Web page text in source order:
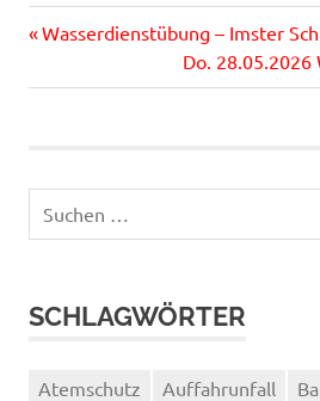
Vorheriger
Wasserdienstübung – Imster
Nächster
Beitrag:
Do. 28.05.2026
nach:
SCHLAGWÖRTER
Atemschutz Auffahrunfall